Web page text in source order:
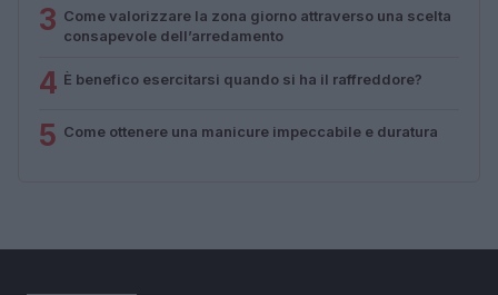
3 Come valorizzare la zona giorno attraverso una scelta
consapevole dell’arredamento
4 È benefico esercitarsi quando si ha il raffreddore?
5 Come ottenere una manicure impeccabile e duratura